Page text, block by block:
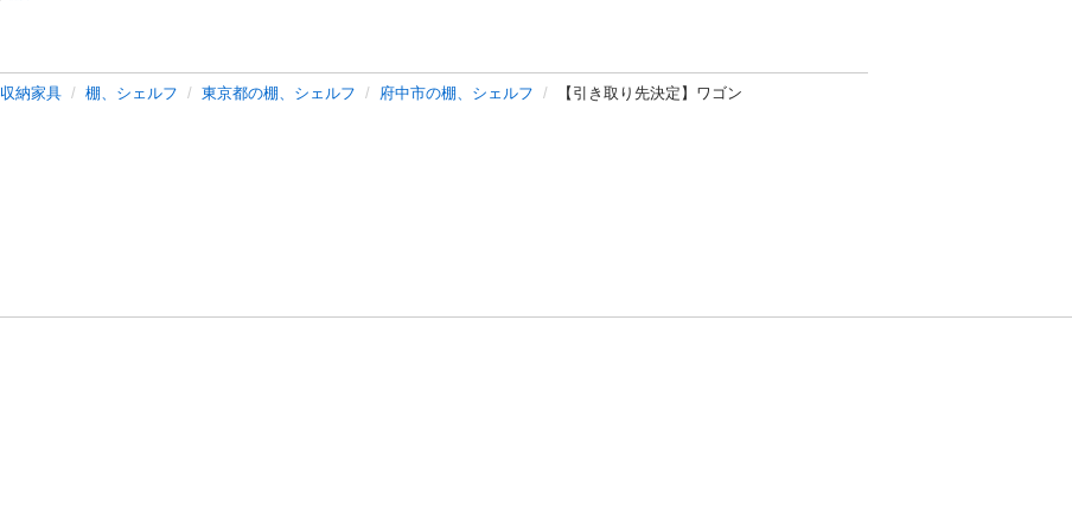
収納家具 棚、シェルフ 東京都の棚、シェルフ 府中市の棚、シェルフ 【引き取り先決定】ワゴン